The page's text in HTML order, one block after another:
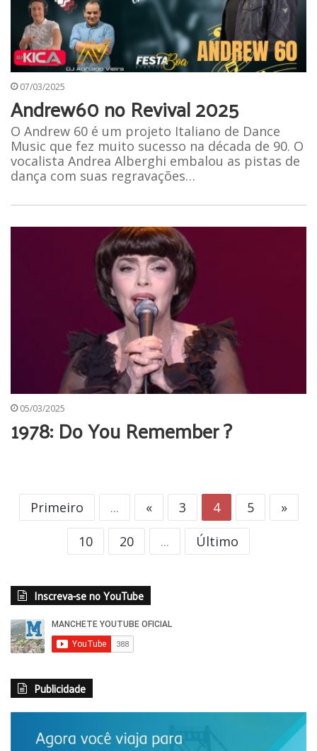
07/03/2025
Andrew60 no Revival 2025
O Andrew 60 é um projeto Italiano de Dance
Music que fez muito sucesso na década de 90. O
vocalista Andrea Alberghi embalou as pistas de
dança com suas regravações…
05/03/2025
1978: Do You Remember ?
Primeiro ... « 3 4 5
»
10
20 ... Último
Inscreva-se no YouTube
Publicidade